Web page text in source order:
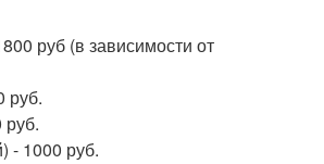
руб (в зависимости от
руб.
- 1000 руб.